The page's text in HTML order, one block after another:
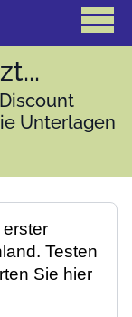
Unterlagen
Testen
Sie hier